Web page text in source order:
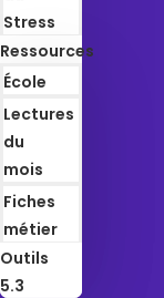
Stress
Ressources
École
Lectures
du
mois
Fiches
métier
Outils
5.3